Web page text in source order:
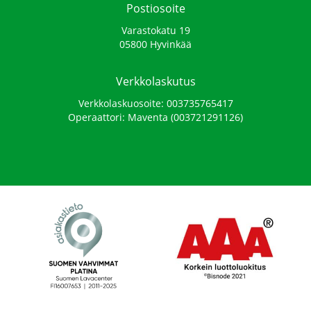
Postiosoite
Varastokatu 19
05800 Hyvinkää
Verkkolaskutus
Verkkolaskuosoite: 003735765417
Operaattori: Maventa (003721291126)